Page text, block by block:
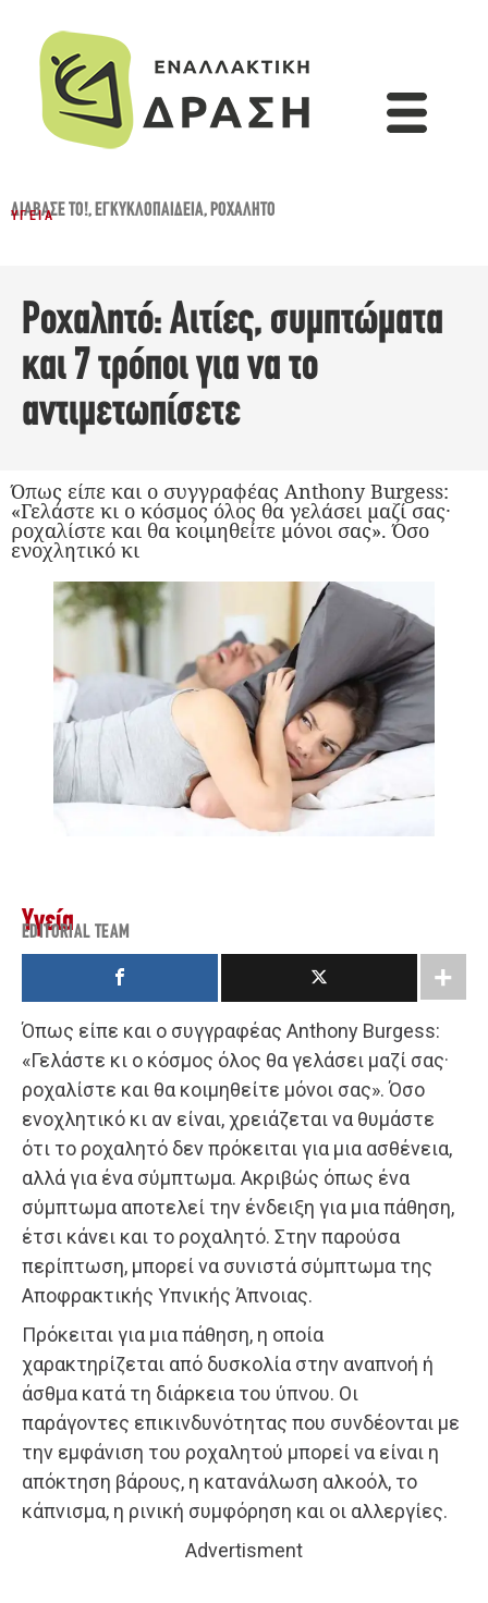
ΔΙΆΒΑΣΈ ΤΟ!,ΕΓΚΥΚΛΟΠΑΙΔΕΙΑ,ΡΟΧΑΛΗΤΌ
ΥΓΕΊΑ
Ροχαλητό: Αιτίες, συμπτώματα
και 7 τρόποι για να το
αντιμετωπίσετε
Όπως είπε και ο συγγραφέας Anthony Burgess:
«Γελάστε κι ο κόσμος όλος θα γελάσει μαζί σας·
ροχαλίστε και θα κοιμηθείτε μόνοι σας». Όσο
ενοχλητικό κι
Υγεία
EDITORIAL TEAM
Όπως είπε και ο συγγραφέας Anthony Burgess:
«Γελάστε κι ο κόσμος όλος θα γελάσει μαζί σας·
ροχαλίστε και θα κοιμηθείτε μόνοι σας». Όσο
ενοχλητικό κι αν είναι, χρειάζεται να θυμάστε
ότι το ροχαλητό δεν πρόκειται για μια ασθένεια,
αλλά για ένα σύμπτωμα. Ακριβώς όπως ένα
σύμπτωμα αποτελεί την ένδειξη για μια πάθηση,
έτσι κάνει και το ροχαλητό. Στην παρούσα
περίπτωση, μπορεί να συνιστά σύμπτωμα της
Αποφρακτικής Υπνικής Άπνοιας.
Πρόκειται για μια πάθηση, η οποία
χαρακτηρίζεται από δυσκολία στην αναπνοή ή
άσθμα κατά τη διάρκεια του ύπνου. Οι
παράγοντες επικινδυνότητας που συνδέονται με
την εμφάνιση του ροχαλητού μπορεί να είναι η
απόκτηση βάρους, η κατανάλωση αλκοόλ, το
κάπνισμα, η ρινική συμφόρηση και οι αλλεργίες.
Advertisment